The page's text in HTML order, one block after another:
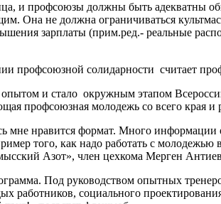
и профсоюзы должны быть адекватны
Она не должна ограничиваться
зарплаты (прим.ред.- реальные
профсоюзной солидарности считает
и стало окружным этапом
профсоюзная молодежь со всего
нравится формат. Много информации
того, как надо работать с
Азот», член цехкома Мерген
Под руководством опытных
работников, социального